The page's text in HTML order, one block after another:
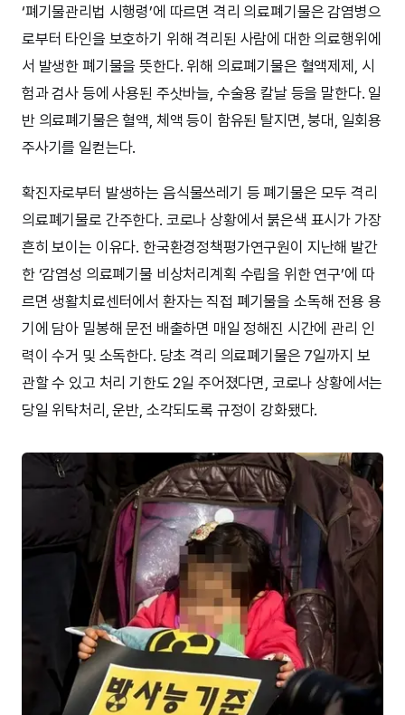
‘폐기물관리법 시행령’에 따르면 격리 의료폐기물은 감염병으
로부터 타인을 보호하기 위해 격리된 사람에 대한 의료행위에
서 발생한 폐기물을 뜻한다. 위해 의료폐기물은 혈액제제, 시
험과 검사 등에 사용된 주삿바늘, 수술용 칼날 등을 말한다. 일
반 의료폐기물은 혈액, 체액 등이 함유된 탈지면, 붕대, 일회용
주사기를 일컫는다.
확진자로부터 발생하는 음식물쓰레기 등 폐기물은 모두 격리
의료폐기물로 간주한다. 코로나 상황에서 붉은색 표시가 가장
흔히 보이는 이유다. 한국환경정책평가연구원이 지난해 발간
한 ‘감염성 의료폐기물 비상처리계획 수립을 위한 연구’에 따
르면 생활치료센터에서 환자는 직접 폐기물을 소독해 전용 용
기에 담아 밀봉해 문전 배출하면 매일 정해진 시간에 관리 인
력이 수거 및 소독한다. 당초 격리 의료폐기물은 7일까지 보
관할 수 있고 처리 기한도 2일 주어졌다면, 코로나 상황에서는
당일 위탁처리, 운반, 소각되도록 규정이 강화됐다.